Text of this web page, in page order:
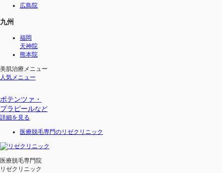
広島院
九州
福岡
天神院
熊本院
美肌治療メニュー
人気メニュー
ポテンツァ・
プラピールなど
詳細を見る
医療脱毛専門のリゼクリニック
医療脱毛専門院
リゼクリニック